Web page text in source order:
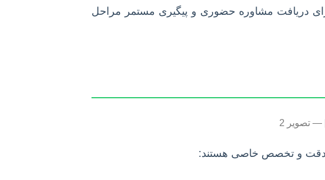
دریافت مشاوره حضوری و پیگیری مستمر مراحل
دقت و تخصص خاصی هستند: